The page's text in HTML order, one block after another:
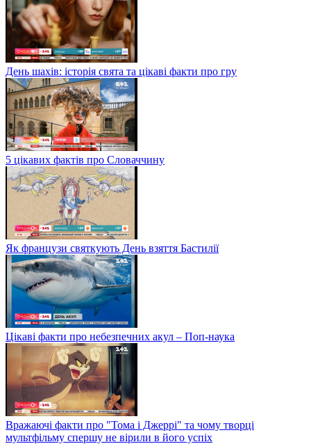
День шахів: історія свята та цікаві факти про гру
5 цікавих фактів про Словаччину
Як французи святкують День взяття Бастилії
Цікаві факти про небезпечних акул – Поп-наука
Вражаючі факти про "Тома і Джеррі" та чому творці
мультфільму спершу не вірили в його успіх